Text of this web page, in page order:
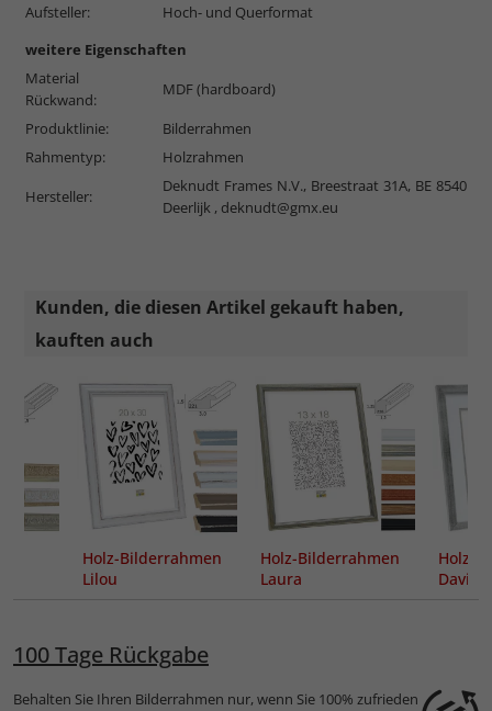
Aufsteller:
Hoch- und Querformat
weitere Eigenschaften
Material
Rückwand:
MDF (hardboard)
Produktlinie:
Bilderrahmen
Rahmentyp:
Holzrahmen
Hersteller:
Deknudt Frames N.V., Breestraat 31A, BE 8540
Deerlijk , deknudt@gmx.eu
Kunden, die diesen Artikel gekauft haben,
kauften auch
Holz-Bilderrahmen
Lilou
Holz-Bilderrahmen
Laura
Holz-
100 Tage Rückgabe
Behalten Sie Ihren Bilderrahmen nur, wenn Sie 100% zufrieden